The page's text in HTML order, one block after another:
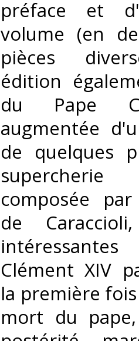
préface et
volume (en
pièces
édition
du Pape
augmentée
de quelques
composée
de
Clément XIV
la première
mort du